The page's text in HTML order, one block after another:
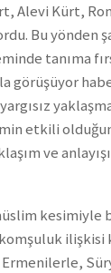
Alevi Kürt,
Bu yönden
tanıma
görüşüyor
etkili
ve
kesimiyle
ilişkisi